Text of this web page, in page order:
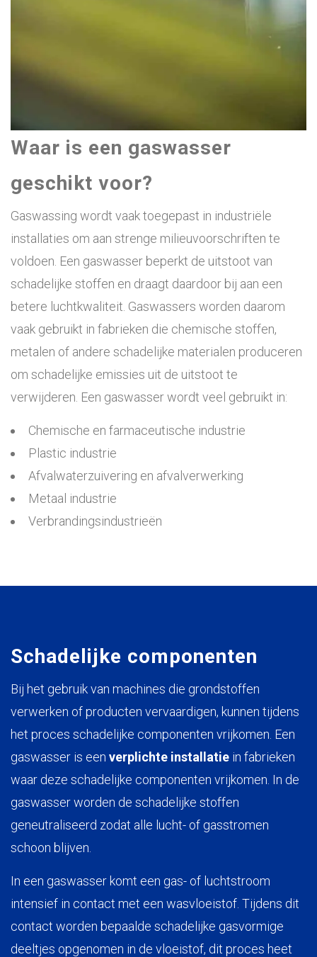
Waar is een gaswasser
geschikt voor?
Gaswassing wordt vaak toegepast in industriële
installaties om aan strenge milieuvoorschriften te
voldoen. Een gaswasser beperkt de uitstoot van
schadelijke stoffen en draagt daardoor bij aan een
betere luchtkwaliteit. Gaswassers worden daarom
vaak gebruikt in fabrieken die chemische stoffen,
metalen of andere schadelijke materialen produceren
om schadelijke emissies uit de uitstoot te
verwijderen. Een gaswasser wordt veel gebruikt in:
Chemische en farmaceutische industrie
Plastic industrie
Afvalwaterzuivering en afvalverwerking
Metaal industrie
Verbrandingsindustrieën
Schadelijke componenten
Bij het gebruik van machines die grondstoffen
verwerken of producten vervaardigen, kunnen tijdens
het proces schadelijke componenten vrijkomen. Een
gaswasser is een verplichte installatie in fabrieken
waar deze schadelijke componenten vrijkomen. In de
gaswasser worden de schadelijke stoffen
geneutraliseerd zodat alle lucht- of gasstromen
schoon blijven.
In een gaswasser komt een gas- of luchtstroom
intensief in contact met een wasvloeistof. Tijdens dit
contact worden bepaalde schadelijke gasvormige
deeltjes opgenomen in de vloeistof, dit proces heet